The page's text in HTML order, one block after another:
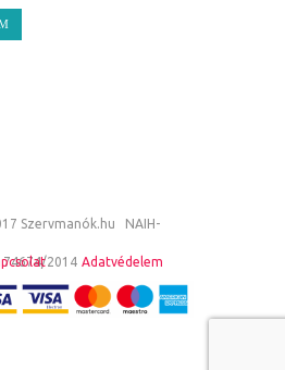
Szervmanók.hu NAIH-
74674/2014 Adatvédelem